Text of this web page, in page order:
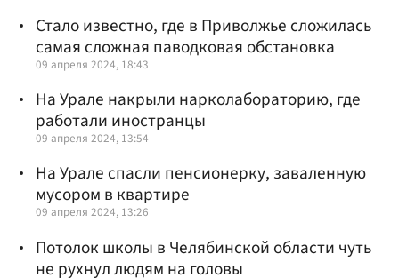
Стало известно, где в Приволжье сложилась
самая сложная паводковая обстановка
09 апреля 2024, 18:43
На Урале накрыли нарколабораторию, где
работали иностранцы
09 апреля 2024, 13:54
На Урале спасли пенсионерку, заваленную
мусором в квартире
09 апреля 2024, 13:26
Потолок школы в Челябинской области чуть
не рухнул людям на головы